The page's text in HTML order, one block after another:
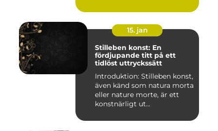
15. jan
Stilleben konst: En
fördjupande titt på ett
tidlöst uttryckssätt
Introduktion: Stilleben konst,
även känd som natura morta
eller nature morte, är ett
konstnärligt ut...